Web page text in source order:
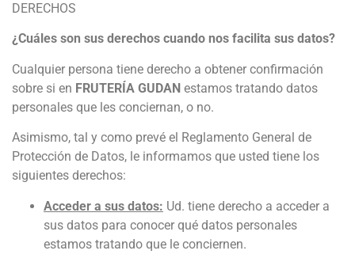
DERECHOS
¿Cuáles son sus derechos cuando nos facilita sus datos?
Cualquier persona tiene derecho a obtener confirmación
sobre si en FRUTERÍA GUDAN estamos tratando datos
personales que les conciernan, o no.
Asimismo, tal y como prevé el Reglamento General de
Protección de Datos, le informamos que usted tiene los
siguientes derechos:
Acceder a sus datos: Ud. tiene derecho a acceder a
sus datos para conocer qué datos personales
estamos tratando que le conciernen.